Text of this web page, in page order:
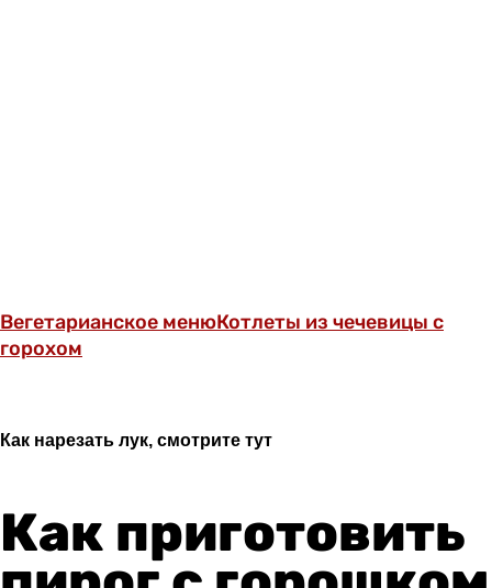
Вегетарианское менюКотлеты из чечевицы с
горохом
Как нарезать лук, смотрите тут
Как приготовить